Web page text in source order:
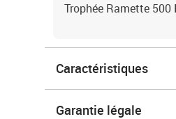
Trophée Ramette 500
Caractéristiques
Garantie légale